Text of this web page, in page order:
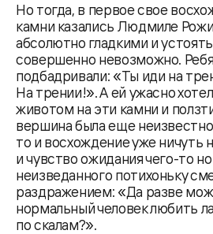
Но тогда, в первое свое
камни казались Людмиле
абсолютно гладкими и
совершенно невозможно.
подбадривали: «Ты иди на
На трении!». А ей ужасно
животом на эти камни и
вершина была еще неизвестно
то и восхождение уже ничуть
и чувство ожидания чего-то
неизведанного потихоньку
раздражением: «Да разве
нормальный человек любить
по скалам?».